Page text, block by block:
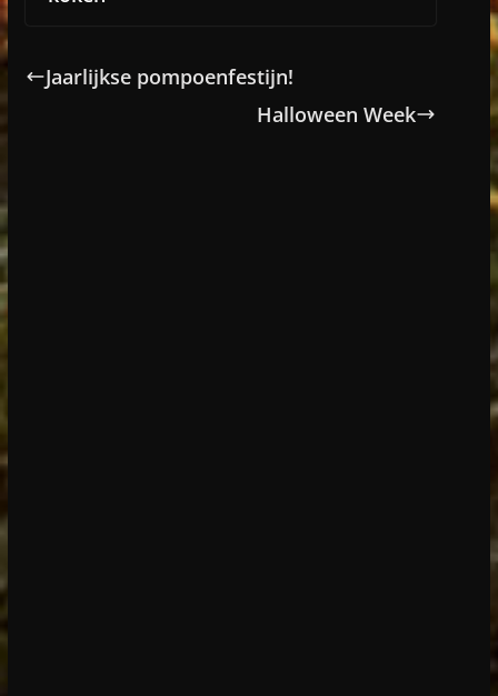
Jaarlijkse pompoenfestijn!
Halloween Week